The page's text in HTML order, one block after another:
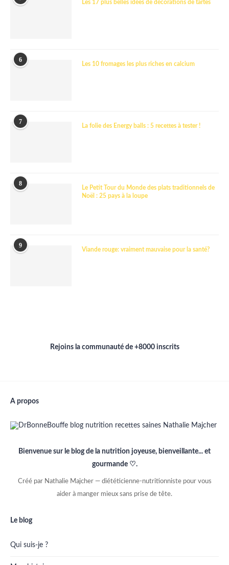
Les 17 plus belles idées de décorations de tartes
6
Les 10 fromages les plus riches en calcium
7
La folie des Energy balls : 5 recettes à tester !
8
Le Petit Tour du Monde des plats traditionnels de
Noël : 25 pays à la loupe
9
Viande rouge: vraiment mauvaise pour la santé?
Rejoins la communauté de +8000 inscrits
A propos
Bienvenue sur le blog de la nutrition joyeuse, bienveillante... et
gourmande ♡.
Créé par Nathalie Majcher — diététicienne-nutritionniste pour vous
aider à manger mieux sans prise de tête.
Le blog
Qui suis-je ?